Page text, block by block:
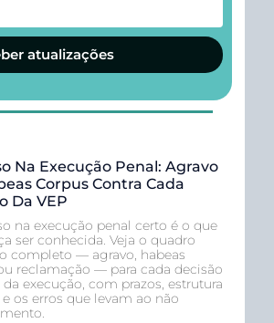
atualizações
Na Execução Penal: Agravo
Corpus Contra Cada
Da VEP
na execução penal certo é o que
ser conhecida. Veja o quadro
completo — agravo, habeas
reclamação — para cada decisão
execução, com prazos, estrutura
os erros que levam ao não